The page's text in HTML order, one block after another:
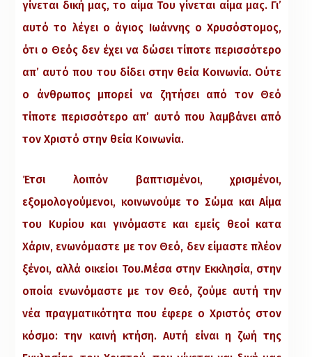
γίνεται δική μας, το αίμα Του γίνεται αίμα μας. Γι’
αυτό το λέγει ο άγιος Ιωάννης ο Χρυσόστομος,
ότι ο Θεός δεν έχει να δώσει τίποτε περισσότερο
απ’ αυτό που του δίδει στην θεία Κοινωνία. Ούτε
ο άνθρωπος μπορεί να ζητήσει από τον Θεό
τίποτε περισσότερο απ’ αυτό που λαμβάνει από
τον Χριστό στην θεία Κοινωνία.
Έτσι λοιπόν βαπτισμένοι, χρισμένοι,
εξομολογούμενοι, κοινωνούμε το Σώμα και Αίμα
του Κυρίου και γινόμαστε και εμείς θεοί κατα
Χάριν, ενωνόμαστε με τον Θεό, δεν είμαστε πλέον
ξένοι, αλλά οικείοι Του.Μέσα στην Εκκλησία, στην
οποία ενωνόμαστε με τον Θεό, ζούμε αυτή την
νέα πραγματικότητα που έφερε ο Χριστός στον
κόσμο: την καινή κτήση. Αυτή είναι η ζωή της